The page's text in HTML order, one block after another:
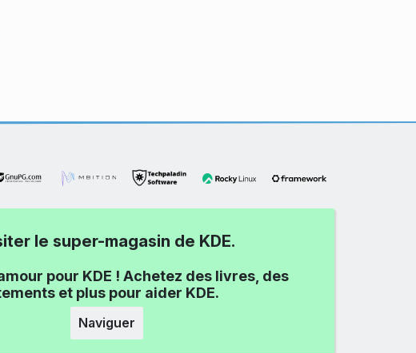
le super-magasin de KDE.
pour KDE ! Achetez des livres, des
et plus pour aider KDE.
Naviguer